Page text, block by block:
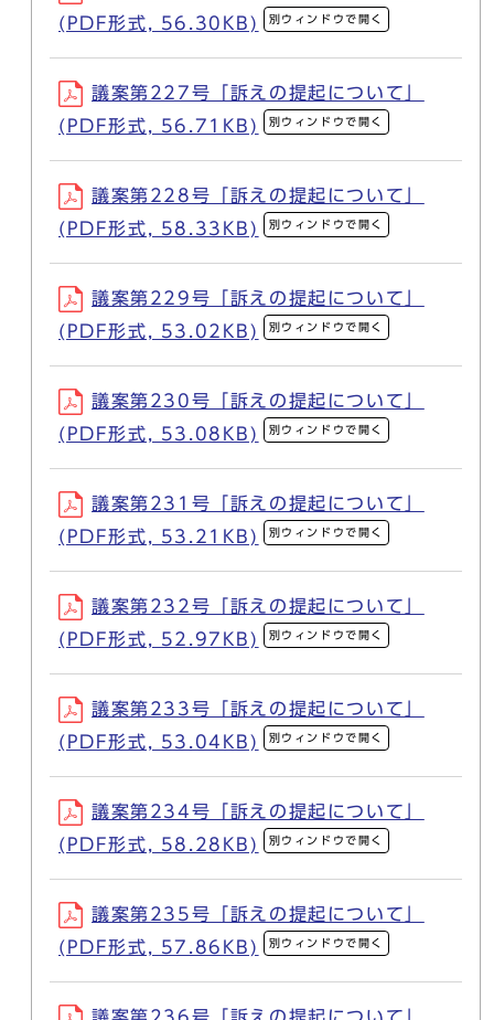
(PDF形式, 56.30KB)
別ウィンドウで開く
議案第227号「訴えの提起について」
(PDF形式, 56.71KB)
別ウィンドウで開く
議案第228号「訴えの提起について」
(PDF形式, 58.33KB)
別ウィンドウで開く
議案第229号「訴えの提起について」
(PDF形式, 53.02KB)
別ウィンドウで開く
議案第230号「訴えの提起について」
(PDF形式, 53.08KB)
別ウィンドウで開く
議案第231号「訴えの提起について」
(PDF形式, 53.21KB)
別ウィンドウで開く
議案第232号「訴えの提起について」
(PDF形式, 52.97KB)
別ウィンドウで開く
議案第233号「訴えの提起について」
(PDF形式, 53.04KB)
別ウィンドウで開く
議案第234号「訴えの提起について」
(PDF形式, 58.28KB)
別ウィンドウで開く
議案第235号「訴えの提起について」
(PDF形式, 57.86KB)
別ウィンドウで開く